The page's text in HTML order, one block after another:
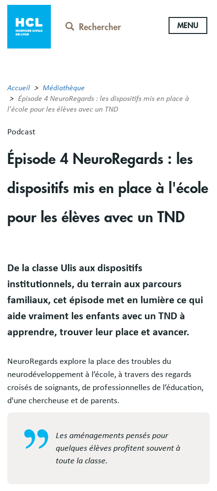
Aller
contenu
principal
Rechercher MENU
Accueil
Médiathèque
Épisode 4 NeuroRegards : les dispositifs mis en place à
l'école pour les élèves avec un TND
Podcast
Épisode 4 NeuroRegards : les
dispositifs mis en place à l'école
pour les élèves avec un TND
Body
De la classe Ulis aux dispositifs
institutionnels, du terrain aux parcours
familiaux, cet épisode met en lumière ce qui
aide vraiment les enfants avec un TND à
apprendre, trouver leur place et avancer.
NeuroRegards explore la place des troubles du
neurodéveloppement à l’école, à travers des regards
croisés de soignants, de professionnelles de l’éducation,
d'une chercheuse et de parents.
Les aménagements pensés pour
quelques élèves profitent souvent à
toute la classe.